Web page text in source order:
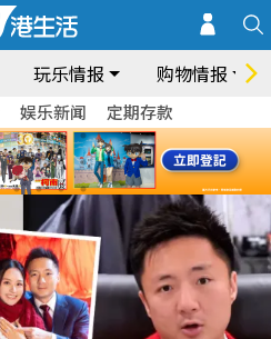
玩乐情报 购物情报
娱乐新闻 定期存款